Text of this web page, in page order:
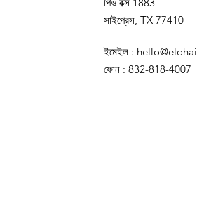
সাইপ্রেস, TX 77410
ইমেইল :
ফোন : 832-818-4007